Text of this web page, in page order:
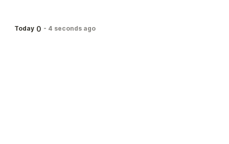
Today 0 - 4 seconds ago